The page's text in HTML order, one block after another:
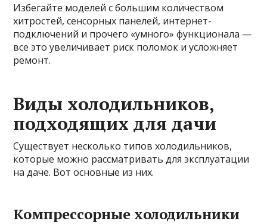
Избегайте моделей с большим количеством
хитростей, сенсорных панелей, интернет-
подключений и прочего «умного» функционала —
все это увеличивает риск поломок и усложняет
ремонт.
Виды холодильников,
подходящих для дачи
Существует несколько типов холодильников,
которые можно рассматривать для эксплуатации
на даче. Вот основные из них.
Компрессорные холодильники